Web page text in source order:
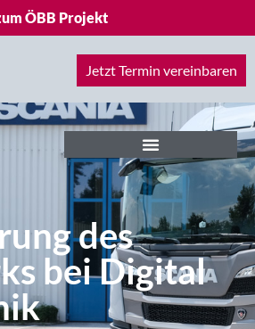
ÖBB Projekt
Jetzt Termin vereinbaren
des
bei Digital